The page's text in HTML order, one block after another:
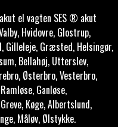
el vagten SES ® akut
Hvidovre, Glostrup,
Gilleleje, Græsted, Helsingør,
Bellahøj, Utterslev,
Østerbro, Vesterbro,
Ganløse,
Køge, Albertslund,
Måløv, Ølstykke.